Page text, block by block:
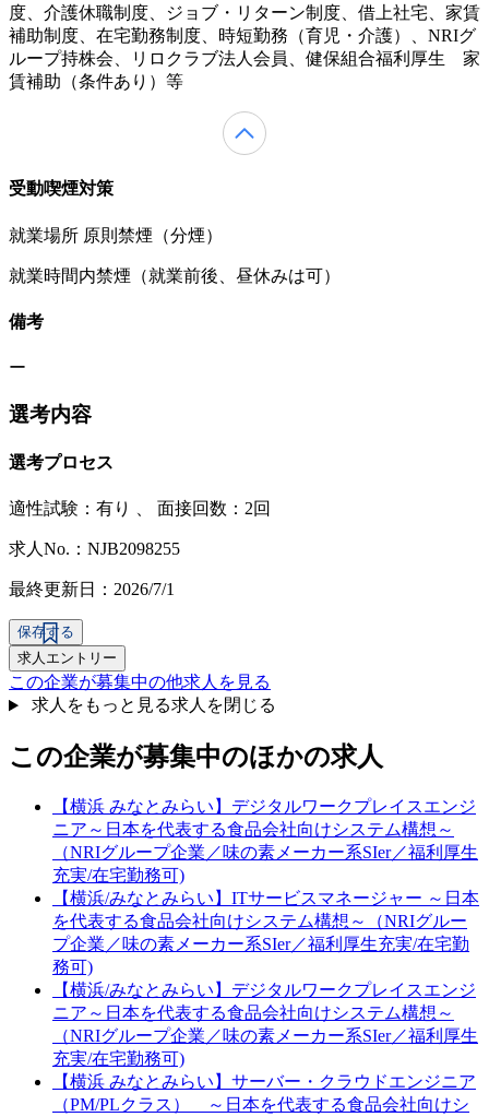
度、介護休職制度、ジョブ・リターン制度、借上社宅、家賃
補助制度、在宅勤務制度、時短勤務（育児・介護）、NRIグ
ループ持株会、リロクラブ法人会員、健保組合福利厚生 家
賃補助（条件あり）等
受動喫煙対策
就業場所 原則禁煙（分煙）
就業時間内禁煙（就業前後、昼休みは可）
備考
ー
選考内容
選考プロセス
適性試験： 有り 、 面接回数：2回
求人No.：NJB2098255
最終更新日：2026/7/1
保存する
求人エントリー
この企業が募集中の他求人を見る
求人をもっと見る求人を閉じる
この企業が募集中のほかの求人
【横浜 みなとみらい】デジタルワークプレイスエンジ
ニア～日本を代表する食品会社向けシステム構想～
（NRIグループ企業／味の素メーカー系SIer／福利厚生
充実/在宅勤務可)
【横浜/みなとみらい】ITサービスマネージャー ～日本
を代表する食品会社向けシステム構想～（NRIグルー
プ企業／味の素メーカー系SIer／福利厚生充実/在宅勤
務可)
【横浜/みなとみらい】デジタルワークプレイスエンジ
ニア～日本を代表する食品会社向けシステム構想～
（NRIグループ企業／味の素メーカー系SIer／福利厚生
充実/在宅勤務可)
【横浜 みなとみらい】サーバー・クラウドエンジニア
（PM/PLクラス） ～日本を代表する食品会社向けシ